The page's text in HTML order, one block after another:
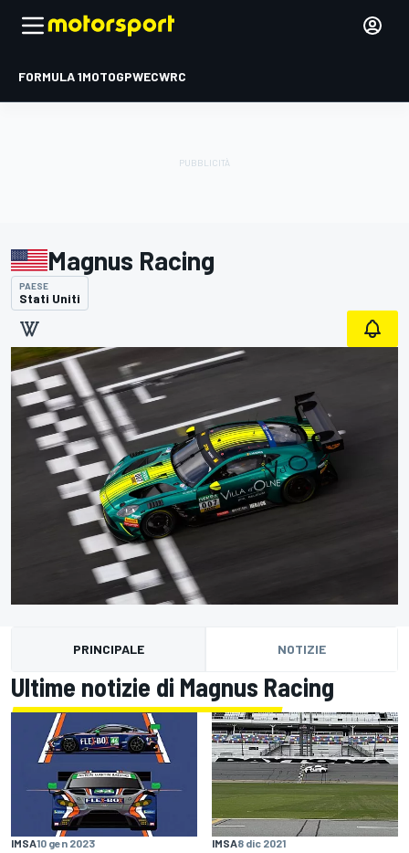
FORMULA 1MOTOGPWECWRC
Magnus Racing
PAESE
Stati Uniti
PRINCIPALE NOTIZIE
Ultime notizie di Magnus Racing
IMSA10 gen 2023 IMSA8 dic 2021